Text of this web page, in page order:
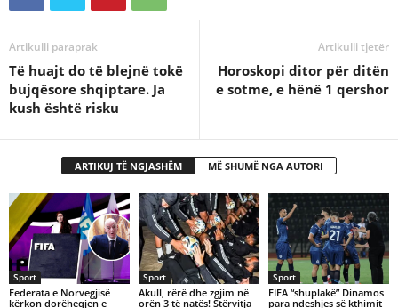
Artikulli paraprak
Të huajt do të blejnë tokë
bujqësore shqiptare. Ja
kush është risku
Artikulli tjetër
Horoskopi ditor për ditën
e sotme, e hënë 1 qershor
ARTIKUJ TË NGJASHËM MË SHUMË NGA AUTORI
Sport
Federata e Norvegjisë
kërkon dorëheqjen e
Sport
Akull, rërë dhe zgjim në
orën 3 të natës! Stërvitja
Sport
FIFA “shuplakë” Dinamos
para ndeshjes së kthimit